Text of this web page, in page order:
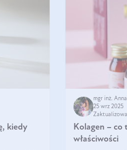
kiedy
mgr inż.
25 wrz 2025
Kolagen – co
właściwości